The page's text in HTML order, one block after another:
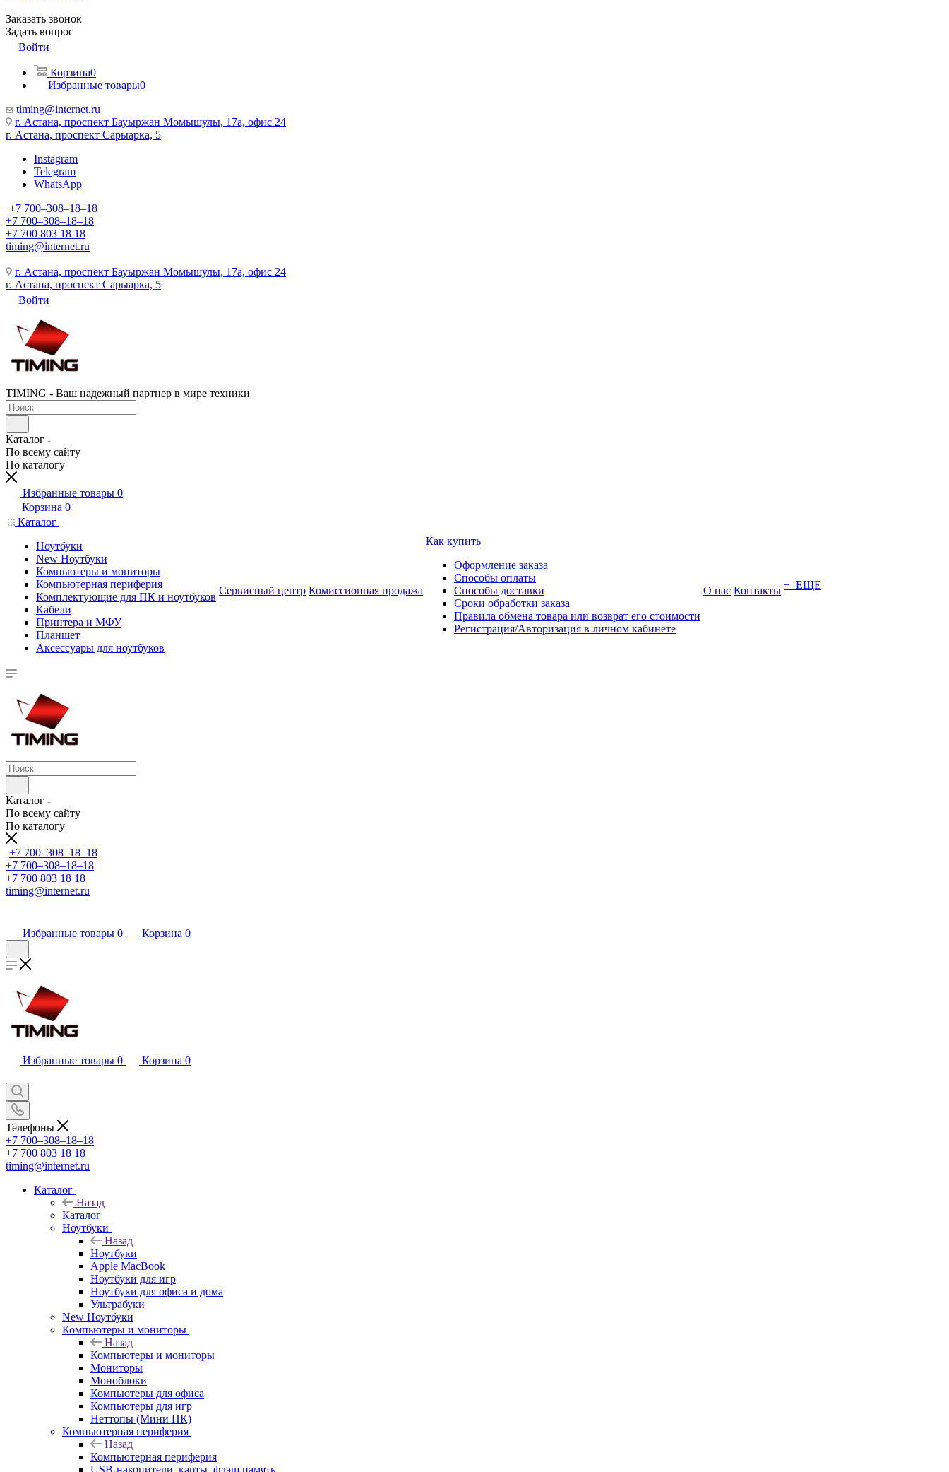
Заказать звонок
Задать вопрос
Войти
Корзина0
Избранные товары0
timing@internet.ru
г. Астана, проспект Бауыржан Момышулы, 17а, офис 24
г. Астана, проспект Сарыарка, 5
Instagram
Telegram
WhatsApp
+7 700‒308‒18‒18
+7 700‒308‒18‒18
+7 700 803 18 18
timing@internet.ru
г. Астана, проспект Бауыржан Момышулы, 17а, офис 24
г. Астана, проспект Сарыарка, 5
Войти
TIMING - Ваш надежный партнер в мире техники
Каталог
По всему сайту
По каталогу
Избранные товары 0
Корзина 0
Каталог
Ноутбуки
New Ноутбуки
Компьютеры и мониторы
Компьютерная периферия
Комплектующие для ПК и ноутбуков
Кабели
Принтера и МФУ
Планшет
Аксессуары для ноутбуков
Сервисный центр Комиссионная продажа
Как купить
Оформление заказа
Способы оплаты
Способы доставки
Сроки обработки заказа
Правила обмена товара или возврат его стоимости
Регистрация/Авторизация в личном кабинете
О нас Контакты + ЕЩЕ
Каталог
По всему сайту
По каталогу
+7 700‒308‒18‒18
+7 700‒308‒18‒18
+7 700 803 18 18
timing@internet.ru
Избранные товары 0 Корзина 0
Избранные товары 0 Корзина 0
Телефоны
+7 700‒308‒18‒18
+7 700 803 18 18
timing@internet.ru
Каталог
Назад
Каталог
Ноутбуки
Назад
Ноутбуки
Apple MacBook
Ноутбуки для игр
Ноутбуки для офиса и дома
Ультрабуки
New Ноутбуки
Компьютеры и мониторы
Назад
Компьютеры и мониторы
Мониторы
Моноблоки
Компьютеры для офиса
Компьютеры для игр
Неттопы (Мини ПК)
Компьютерная периферия
Назад
Компьютерная периферия
USB-накопители, карты, флэш память